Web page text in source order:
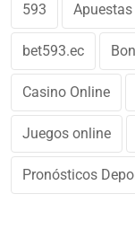
593 Apuestas
bet593.ec
Casino Online
Juegos online
Pronósticos